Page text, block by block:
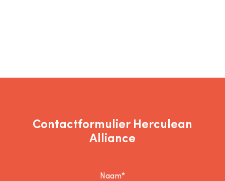
Contactformulier Herculean
Alliance
Naam*